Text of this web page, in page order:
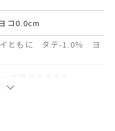
コ0.0cm
イともに タテ-1.0％ ヨ